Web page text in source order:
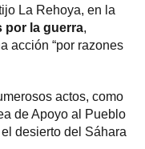
La Rehoya, en la
por la guerra,
acción “por razones
actos, como
de Apoyo al Pueblo
desierto del Sáhara